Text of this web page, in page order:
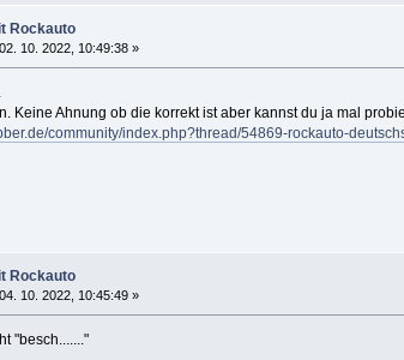
Rockauto
02. 10. 2022, 10:49:38 »
Keine Ahnung ob die korrekt ist aber kannst du ja mal
community/index.php?thread/54869-rockauto-
Rockauto
04. 10. 2022, 10:45:49 »
"besch......."